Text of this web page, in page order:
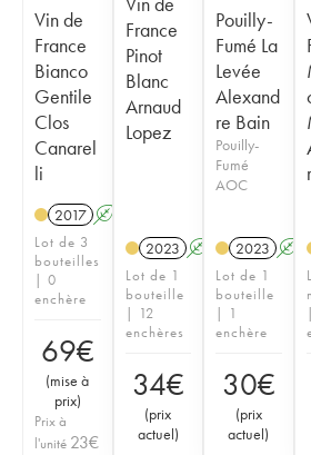
Vin de
France
Bianco
Gentile
Clos
Canarel
li
2017 A
Lot de 3
bouteilles
| 0
enchère
69€
(mise à
prix)
Prix à
l'unité 23€
France
Pinot
Blanc
Arnaud
Lopez
2023 A
Lot de 1
bouteille
| 12
enchères
34€
(prix
actuel)
Pouilly-
Fumé La
Levée
Alexand
re Bain
Pouilly-
Fumé
AOC
2023 A
Lot de 1
bouteille
| 1
enchère
30€
(prix
actuel)